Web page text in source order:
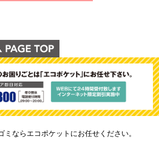
ならエコポケットにお任せください。